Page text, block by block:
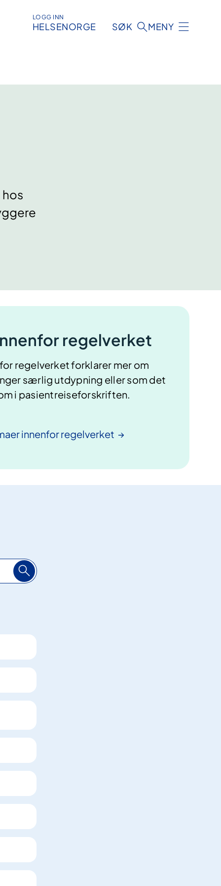
LOGG INN
HELSENORGE SØK MENY
regelverket
regelverket forklarer mer om
særlig utdypning eller som det
i pasientreiseforskriften.
innenforregelverket